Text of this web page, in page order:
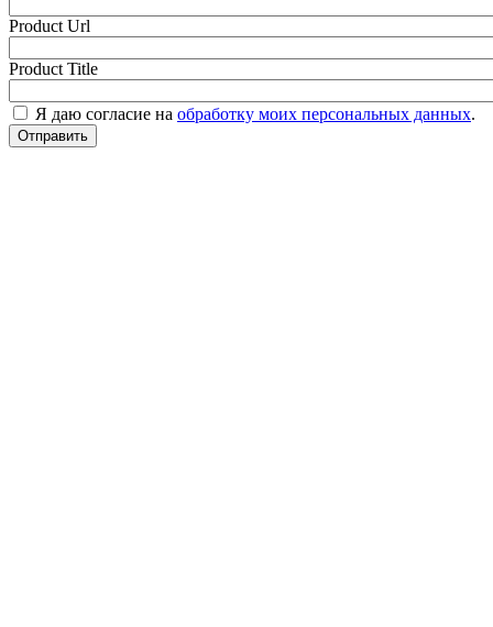
Product Url
Product Title
Я даю согласие на обработку моих персональных данных.
Отправить